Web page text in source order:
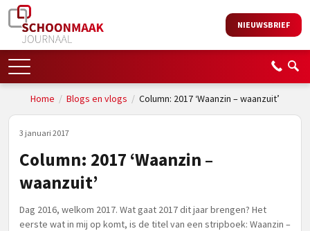
NIEUWSBRIEF
Home / Blogs en vlogs / Column: 2017 ‘Waanzin – waanzuit’
3 januari 2017
Column: 2017 ‘Waanzin –
waanzuit’
Dag 2016, welkom 2017. Wat gaat 2017 dit jaar brengen? Het
eerste wat in mij op komt, is de titel van een stripboek: Waanzin –